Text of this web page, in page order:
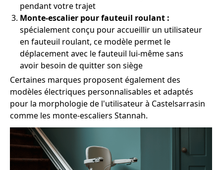
pendant votre trajet
Monte-escalier pour fauteuil roulant :
spécialement conçu pour accueillir un utilisateur
en fauteuil roulant, ce modèle permet le
déplacement avec le fauteuil lui-même sans
avoir besoin de quitter son siège
Certaines marques proposent également des
modèles électriques personnalisables et adaptés
pour la morphologie de l'utilisateur à Castelsarrasin
comme les monte-escaliers Stannah.